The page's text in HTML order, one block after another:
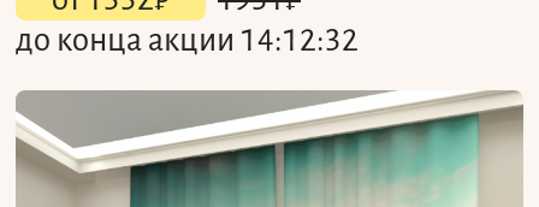
до конца акции 14:12:32